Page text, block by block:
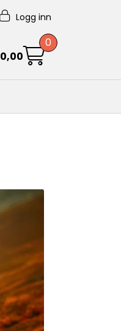
Logg inn
0,00
0